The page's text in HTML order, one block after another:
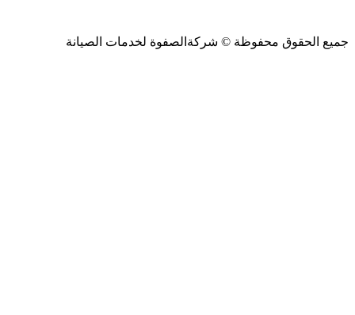
جميع الحقوق محفوظة © شركةالصفوة لخدمات الصيانة